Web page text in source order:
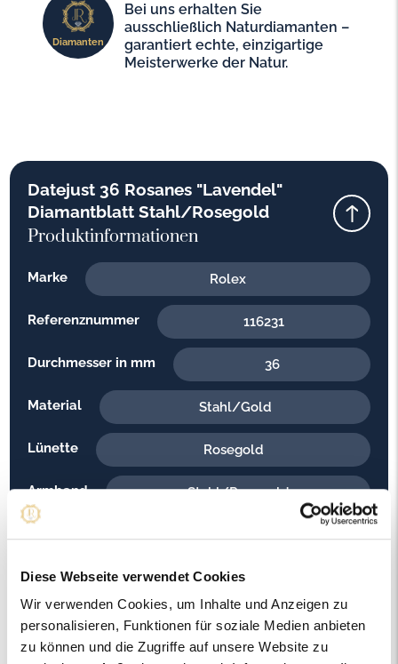
Diese Webseite verwendet Cookies
Wir verwenden Cookies, um Inhalte und Anzeigen zu
personalisieren, Funktionen für soziale Medien anbieten
zu können und die Zugriffe auf unsere Website zu
Diamanten
Bei uns erhalten Sie
ausschließlich Naturdiamanten –
garantiert echte, einzigartige
Meisterwerke der Natur.
Datejust 36 Rosanes "Lavendel"
Diamantblatt Stahl/Rosegold
Produktinformationen
Marke Rolex
Referenznummer 116231
Durchmesser in mm 36
Material Stahl/Gold
Lünette Rosegold
Armband Stahl/Rosegold
Automatik
Baujahr 2011
Besonderheit Diamanten